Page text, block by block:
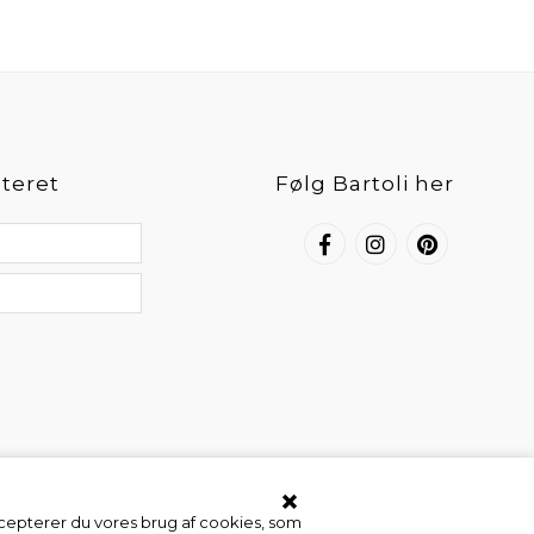
du vores brug af cookies, som
Følg Bartoli her